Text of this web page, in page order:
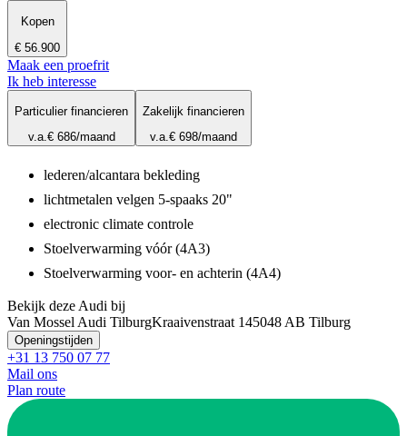
Kopen
€ 56.900
Maak een proefrit
Ik heb interesse
Particulier financieren
v.a.€ 686/maand
Zakelijk financieren
v.a.€ 698/maand
lederen/alcantara bekleding
lichtmetalen velgen 5-spaaks 20"
electronic climate controle
Stoelverwarming vóór (4A3)
Stoelverwarming voor- en achterin (4A4)
Bekijk deze Audi bij
Van Mossel Audi TilburgKraaivenstraat 145048 AB Tilburg
Openingstijden
+31 13 750 07 77
Mail ons
Plan route